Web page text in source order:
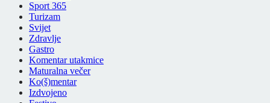
Sport 365
Turizam
Svijet
Zdravlje
Gastro
Komentar utakmice
Maturalna večer
Ko(š)mentar
Izdvojeno